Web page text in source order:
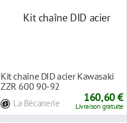
Kit chaîne DID acier Kawasaki
ZZR 600 90-92
La Bécanerie 160,60 €
Livraison gratuite